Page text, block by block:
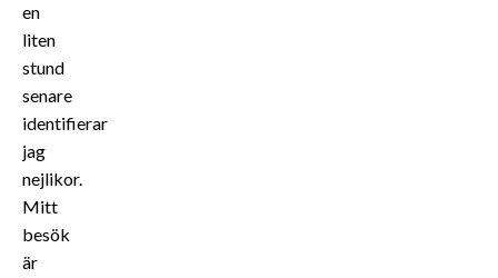
en
liten
stund
senare
identifierar
jag
nejlikor.
Mitt
besök
är